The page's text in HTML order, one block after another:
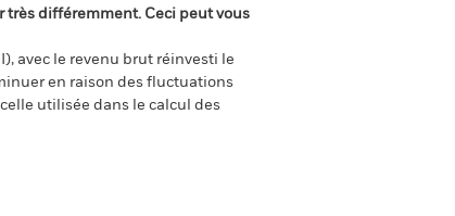
différemment. Ceci peut vous
avec le revenu brut réinvesti le
en raison des fluctuations
utilisée dans le calcul des